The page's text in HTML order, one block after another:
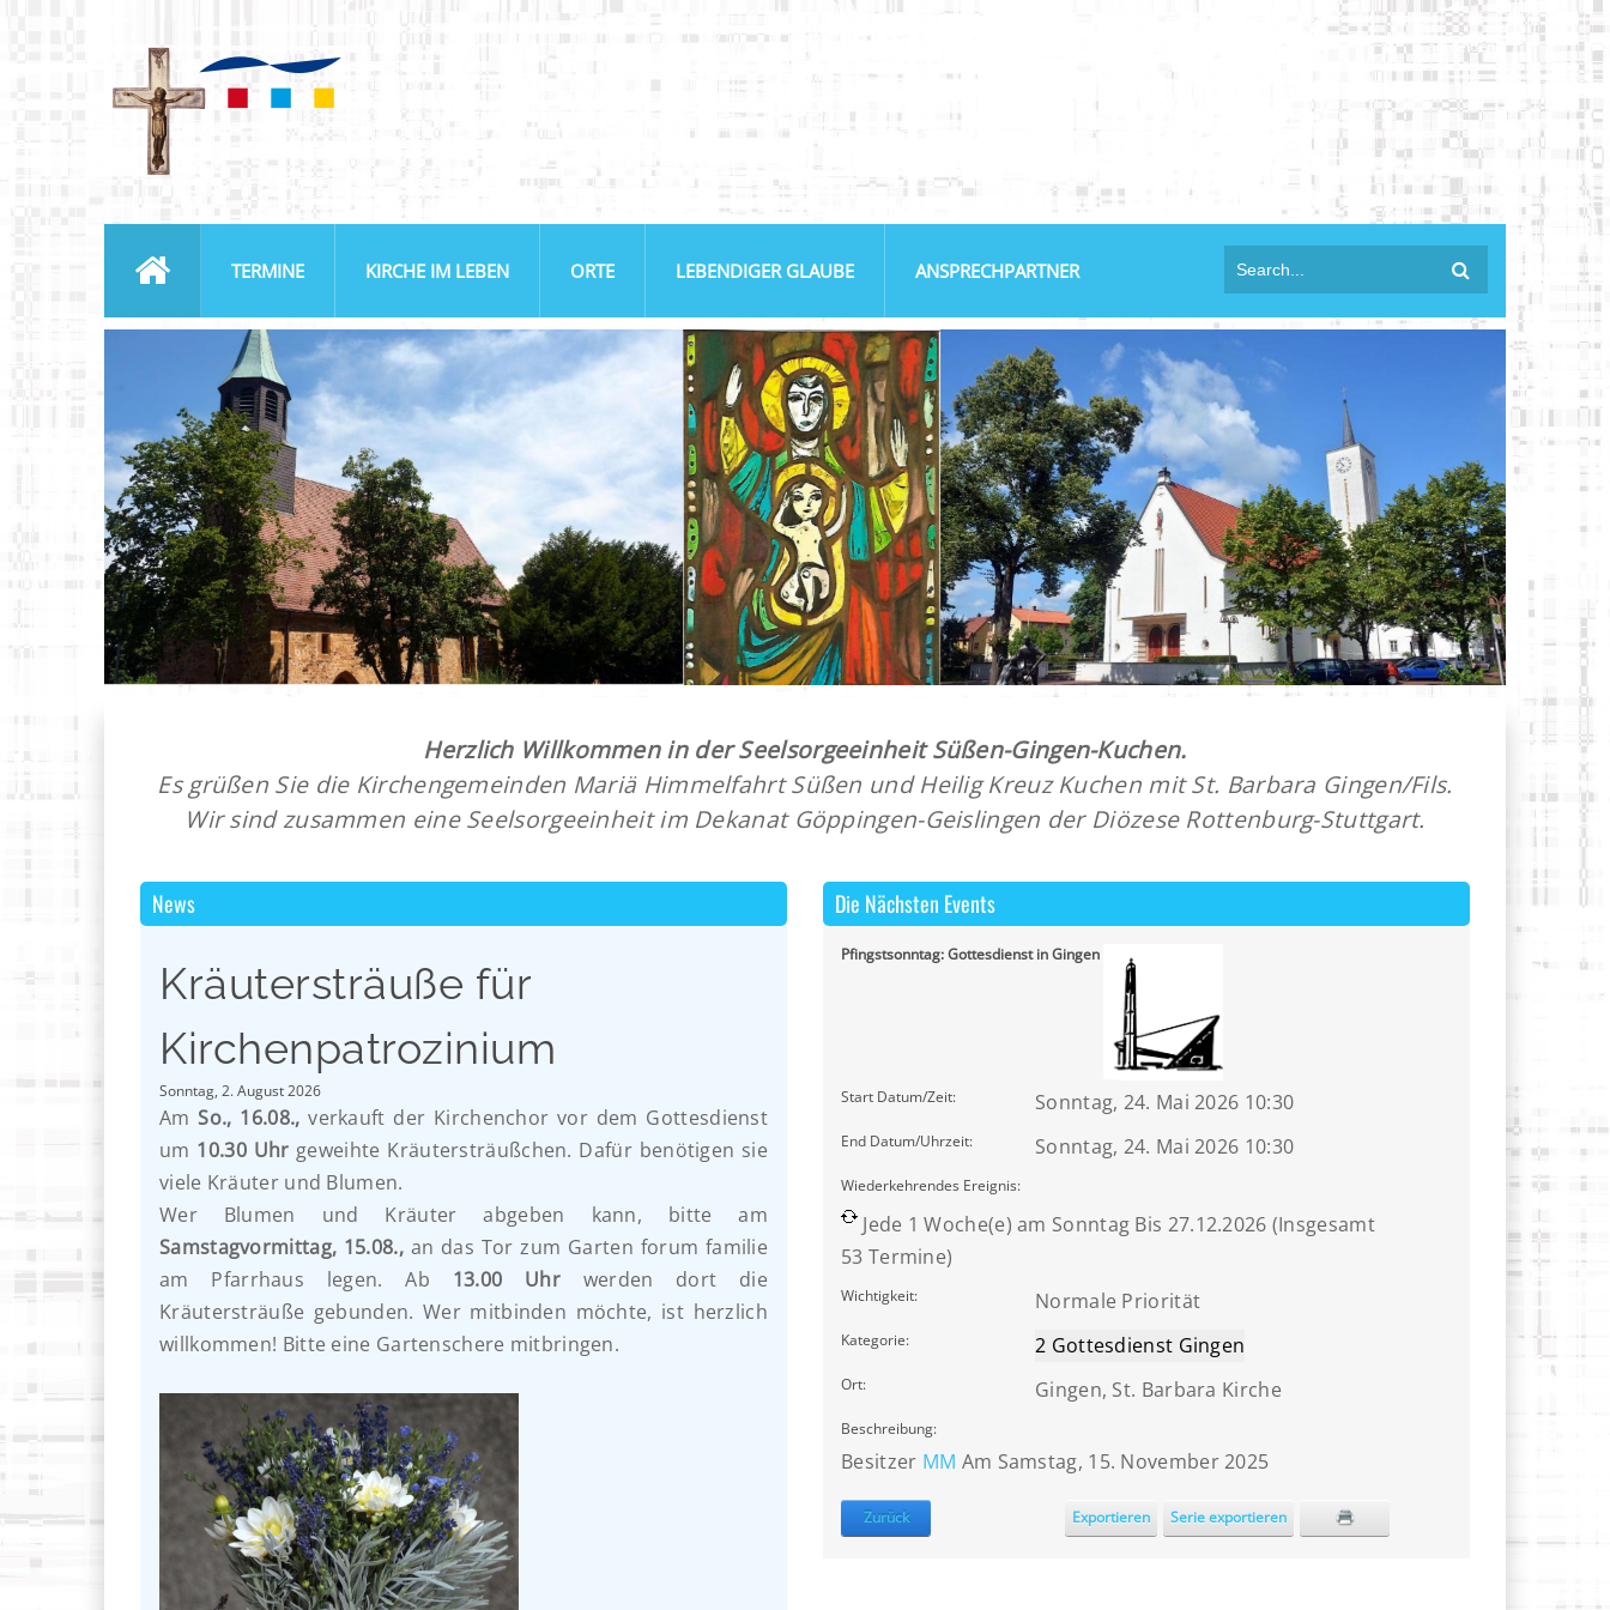
anmelden
TERMINE KIRCHE IM LEBEN ORTE LEBENDIGER GLAUBE ANSPRECHPARTNER
Herzlich Willkommen in der Seelsorgeeinheit Süßen-Gingen-Kuchen.
Es grüßen Sie die Kirchengemeinden Mariä Himmelfahrt Süßen und Heilig Kreuz Kuchen mit St. Barbara Gingen/Fils.
Wir sind zusammen eine Seelsorgeeinheit im Dekanat Göppingen-Geislingen der Diözese Rottenburg-Stuttgart.
News
Kräutersträuße für
Kirchenpatrozinium
Sonntag, 2. August 2026
AmSo., 16.08.,verkauft der Kirchenchor vor dem Gottesdienst
um 10.30 Uhr geweihte Kräutersträußchen. Dafür benötigen sie
viele Kräuter und Blumen.
Wer Blumen und Kräuter abgeben kann, bitte am
Samstagvormittag, 15.08., an das Tor zum Garten forum familie
am Pfarrhaus legen. Ab 13.00 Uhrwerden dort die
Kräutersträuße gebunden. Wer mitbinden möchte, ist herzlich
willkommen! Bitte eine Gartenschere mitbringen.
Die Nächsten Events
Pfingstsonntag: Gottesdienst in Gingen
Start Datum/Zeit: Sonntag, 24. Mai 2026 10:30
End Datum/Uhrzeit: Sonntag, 24. Mai 2026 10:30
Wiederkehrendes Ereignis:
Jede 1 Woche(e) am Sonntag Bis 27.12.2026 (Insgesamt
53 Termine)
Wichtigkeit: Normale Priorität
Kategorie: 2 Gottesdienst Gingen
Ort: Gingen, St. Barbara Kirche
Beschreibung:
Besitzer MM Am Samstag, 15. November 2025
Zurück Serie exportieren
Exportieren